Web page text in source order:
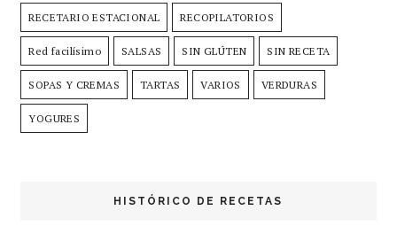
RECETARIO ESTACIONAL RECOPILATORIOS
Red facilísimo SALSAS SIN GLÚTEN SIN RECETA
SOPAS Y CREMAS TARTAS VARIOS VERDURAS
YOGURES
HISTÓRICO DE RECETAS